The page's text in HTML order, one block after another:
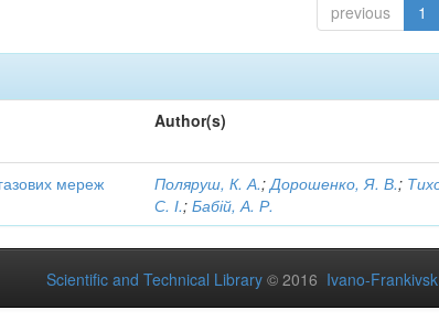
previous 1
Author(s)
мереж Поляруш, К. А.;Дорошенко, Я. В.;
С. І.;Бабій, А. Р.
Scientific and Technical Library © 2016 Ivano-